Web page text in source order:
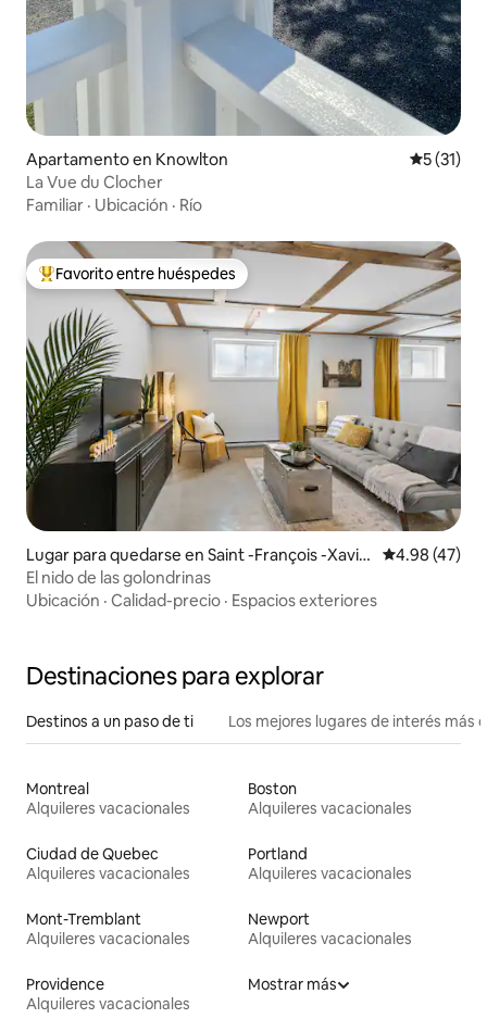
Apartamento en Knowlton
5 (31)
La Vue du Clocher
Familiar · Ubicación · Río
Favorito entre huéspedes preferido
Favorito entre huéspedes
Lugar para quedarse en Saint -François -Xavie
r-De-Brompton
Calificación
4.98 (47)
El nido de las golondrinas
Ubicación · Calidad-precio · Espacios exteriores
Destinaciones para explorar
Destinos a un paso de ti Los mejores lugares de interés más
Montreal
Alquileres vacacionales
Boston
Alquileres vacacionales
Ciudad de Quebec
Alquileres vacacionales
Portland
Alquileres vacacionales
Mont-Tremblant
Alquileres vacacionales
Newport
Alquileres vacacionales
Providence
Alquileres vacacionales
Mostrar más